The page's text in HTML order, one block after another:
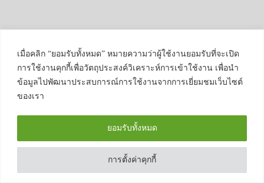
เมื่อคลิก “ยอมรับทั้งหมด” หมายความว่าผู้ใช้งานยอมรับที่จะเปิด
การใช้งานคุกกี้เพื่อวัตถุประสงค์วิเคราะห์การเข้าใช้งาน เพื่อนำ
ข้อมูลไปพัฒนาประสบการณ์การใช้งานจากการเยี่ยมชมเว็บไซต์
ของเรา
การตั้งค่าคุกกี้
ยอมรับทั้งหมด